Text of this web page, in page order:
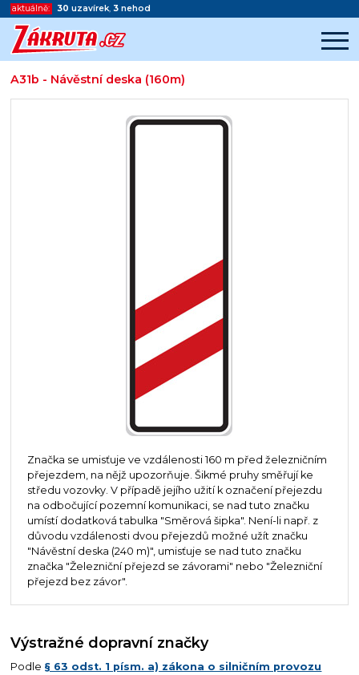
aktuálně: 30 uzavírek, 3 nehod
A31b - Návěstní deska (160m)
Začátek reklamy
Konec reklamy
Značka se umisťuje ve vzdálenosti 160 m před železničním
přejezdem, na nějž upozorňuje. Šikmé pruhy směřují ke
středu vozovky. V případě jejího užití k označení přejezdu
na odbočující pozemní komunikaci, se nad tuto značku
umístí dodatková tabulka "Směrová šipka". Není-li např. z
důvodu vzdálenosti dvou přejezdů možné užít značku
"Návěstní deska (240 m)", umisťuje se nad tuto značku
značka "Železniční přejezd se závorami" nebo "Železniční
přejezd bez závor".
Výstražné dopravní značky
Podle § 63 odst. 1 písm. a) zákona o silničním provozu